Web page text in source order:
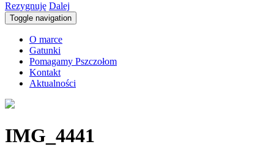
Rezygnuję Dalej
Toggle navigation
O marce
Gatunki
Pomagamy Pszczołom
Kontakt
Aktualności
IMG_4441